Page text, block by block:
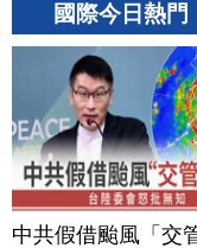
國際今日熱門
中共假借颱風「交